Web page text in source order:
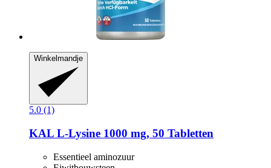
Winkelmandje
5.0 (1)
KAL L-​Lysine 1000 mg, 50 Tabletten
Essentieel aminozuur